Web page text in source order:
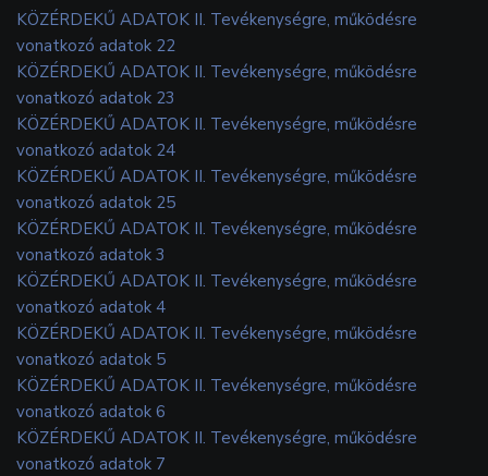
KÖZÉRDEKŰ ADATOK II. Tevékenységre, működésre
vonatkozó adatok 22
KÖZÉRDEKŰ ADATOK II. Tevékenységre, működésre
vonatkozó adatok 23
KÖZÉRDEKŰ ADATOK II. Tevékenységre, működésre
vonatkozó adatok 24
KÖZÉRDEKŰ ADATOK II. Tevékenységre, működésre
vonatkozó adatok 25
KÖZÉRDEKŰ ADATOK II. Tevékenységre, működésre
vonatkozó adatok 3
KÖZÉRDEKŰ ADATOK II. Tevékenységre, működésre
vonatkozó adatok 4
KÖZÉRDEKŰ ADATOK II. Tevékenységre, működésre
vonatkozó adatok 5
KÖZÉRDEKŰ ADATOK II. Tevékenységre, működésre
vonatkozó adatok 6
KÖZÉRDEKŰ ADATOK II. Tevékenységre, működésre
vonatkozó adatok 7